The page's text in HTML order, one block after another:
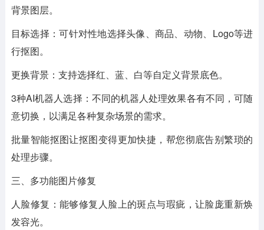
背景图层。
目标选择：可针对性地选择头像、商品、动物、Logo等进
行抠图。
更换背景：支持选择红、蓝、白等自定义背景底色。
3种AI机器人选择：不同的机器人处理效果各有不同，可随
意切换，以满足各种复杂场景的需求。
批量智能抠图让抠图变得更加快捷，帮您彻底告别繁琐的
处理步骤。
三、多功能图片修复
人脸修复：能够修复人脸上的斑点与瑕疵，让脸庞重新焕
发容光。